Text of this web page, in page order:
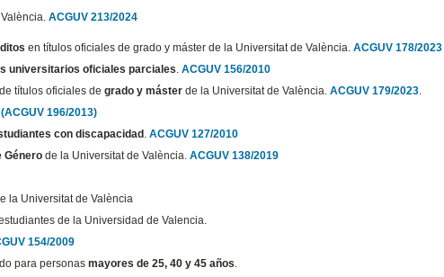
ACGUV 213/2024
en títulos oficiales de grado y máster de la Universitat de València.ACGUV 178/2023
universitarios oficiales parciales.ACGUV 156/2010
de títulos oficiales degrado y máster de la Universitat de València.ACGUV 179/2023.
(ACGUV 196/2013)
con discapacidad .ACGUV 127/2010
Género de la Universitat de València.ACGUV 138/2019
la Universitat de València
de la Universidad de Valencia.
154/2009
para personasmayores de 25, 40 y 45 años.